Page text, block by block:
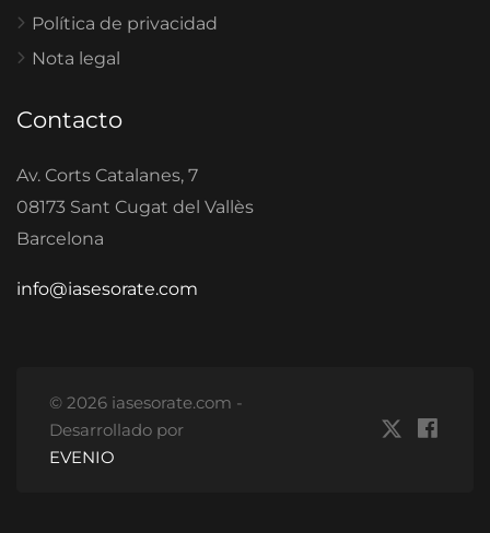
Política de privacidad
Nota legal
Contacto
Av. Corts Catalanes, 7
08173 Sant Cugat del Vallès
Barcelona
info@iasesorate.com
© 2026 iasesorate.com -
Desarrollado por
EVENIO